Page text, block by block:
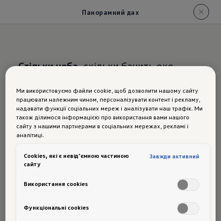
Панорамний дах
Стільки неба,скільки бачить око
Панорамний
підйомно-зсувний
дах
Ви насолоджуєтесь повним
"небогоризонтом" за допомогою панорамного
Ми використовуємо файли cookie, щоб дозволити нашому сайту
працювати належним чином, персоналізувати контент і рекламу,
надавати функції соціальних мереж і аналізувати наш трафік. Ми
також ділимося інформацією про використання вами нашого
сайту з нашими партнерами в соціальних мережах, рекламі і
аналітиці.
Сookies, які є невід’ємною частиною
сайту
Завжди активний
Використання cookies
Функціональні cookies